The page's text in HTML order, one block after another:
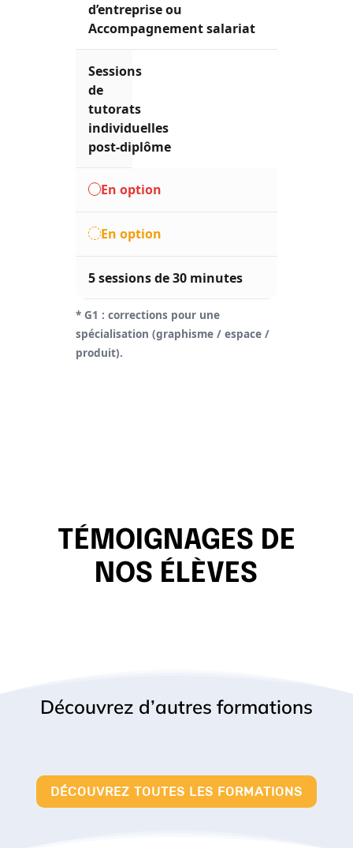
d’entreprise ou
Accompagnement salariat
Sessions
de
tutorats
individuelles
post‑diplôme
En option
En option
5 sessions de 30 minutes
* G1 : corrections pour une
spécialisation (graphisme / espace /
produit).
TÉMOIGNAGES DE
NOS ÉLÈVES
Découvrez d’autres formations
DÉCOUVREZ TOUTES LES FORMATIONS